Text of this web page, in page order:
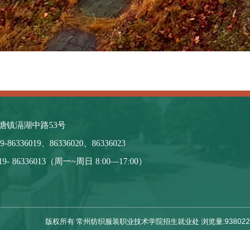
镇滆湖中路53号
、86336020、86336023
86336013（周一~周日 8:00—17:00）
版权所有 常州纺织服装职业技术学院招生就业处 浏览量:938022